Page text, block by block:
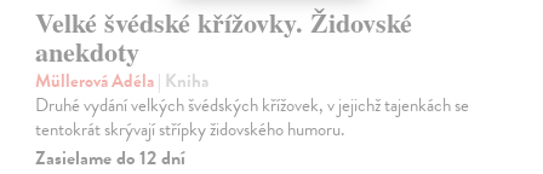
Velké švédské křížovky. Židovské
anekdoty
Müllerová Adéla| Kniha
Druhé vydání velkých švédských křížovek, v jejichž tajenkách se
tentokrát skrývají střípky židovského humoru.
Zasielame do 12 dní